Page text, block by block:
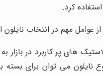
کرد.
از عوامل مهم در انتخاب
های پر کاربرد در
نایلون می توان برای